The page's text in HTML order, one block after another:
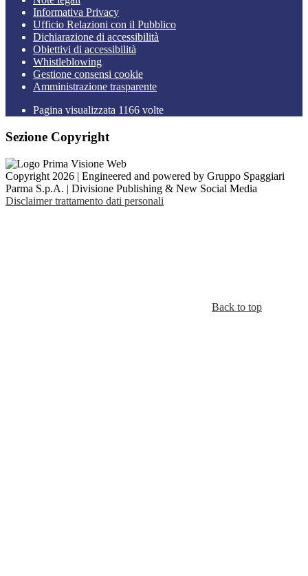
Informativa Privacy
Ufficio Relazioni con il Pubblico
Dichiarazione di accessibilità
Obiettivi di accessibilità
Whistleblowing
Gestione consensi cookie
Amministrazione trasparente
Pagina visualizzata 1166 volte
Sezione Copyright
Copyright 2026 | Engineered and powered by Gruppo Spaggiari
Parma S.p.A. | Divisione Publishing & New Social Media
Disclaimer trattamento dati personali
Back to top